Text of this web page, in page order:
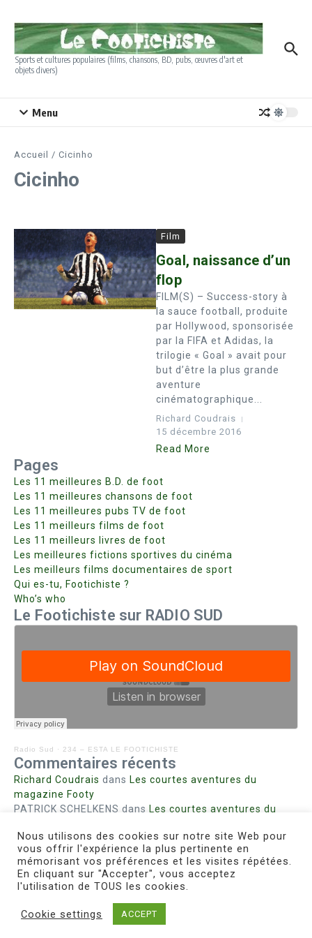
Sports et cultures populaires (films, chansons, BD, pubs, œuvres d'art et
objets divers)
Menu
Accueil / Cicinho
Cicinho
Film
Goal, naissance d’un
flop
FILM(S) – Success-story à
la sauce football, produite
par Hollywood, sponsorisée
par la FIFA et Adidas, la
trilogie « Goal » avait pour
but d’être la plus grande
aventure
cinématographique...
Richard Coudrais
15 décembre 2016
Read More
Pages
Les 11 meilleures B.D. de foot
Les 11 meilleures chansons de foot
Les 11 meilleures pubs TV de foot
Les 11 meilleurs films de foot
Les 11 meilleurs livres de foot
Les meilleures fictions sportives du cinéma
Les meilleurs films documentaires de sport
Qui es-tu, Footichiste ?
Who’s who
Le Footichiste sur RADIO SUD
Radio Sud · 234 – ESTA LE FOOTICHISTE
Commentaires récents
Richard Coudrais dans Les courtes aventures du
magazine Footy
PATRICK SCHELKENS dans Les courtes aventures du
Bohn fabiennedans Intrigues sanglantes à Mulhouse
Steph. RUTA dansLust for Nice
MIRMANDdansPieds agiles et champignons
Copyright © 2026 Le Footichiste | Réalisé par
Nous utilisons des cookies sur notre site Web pour
vous offrir l'expérience la plus pertinente en
mémorisant vos préférences et les visites répétées.
En cliquant sur "Accepter", vous acceptez
l'utilisation de TOUS les cookies.
Cookie settings ACCEPT